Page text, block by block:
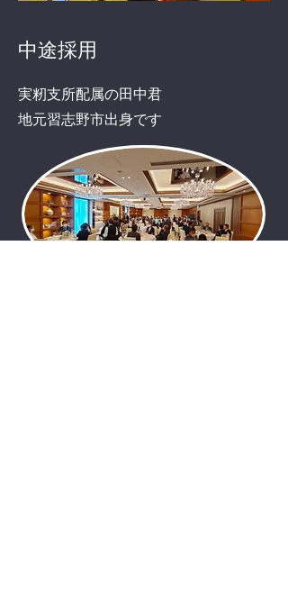
中途採用
実籾支所配属の田中君
​地元習志野市出身です